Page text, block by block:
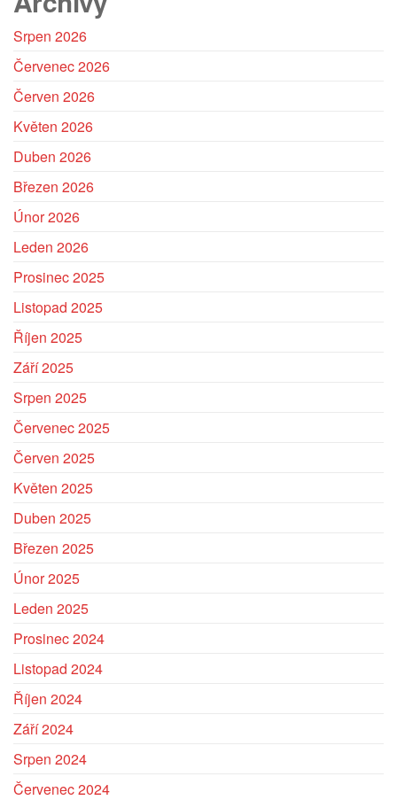
Srpen 2026
Červenec 2026
Červen 2026
Květen 2026
Duben 2026
Březen 2026
Únor 2026
Leden 2026
Prosinec 2025
Listopad 2025
Říjen 2025
Září 2025
Srpen 2025
Červenec 2025
Červen 2025
Květen 2025
Duben 2025
Březen 2025
Únor 2025
Leden 2025
Prosinec 2024
Listopad 2024
Říjen 2024
Září 2024
Srpen 2024
Červenec 2024